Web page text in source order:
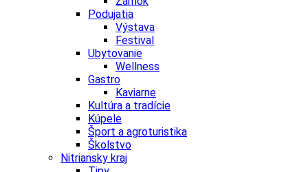
Podujatia
Výstava
Festival
Ubytovanie
Wellness
Gastro
Kaviarne
Kultúra a tradície
Kúpele
Šport a agroturistika
Školstvo
Nitriansky kraj